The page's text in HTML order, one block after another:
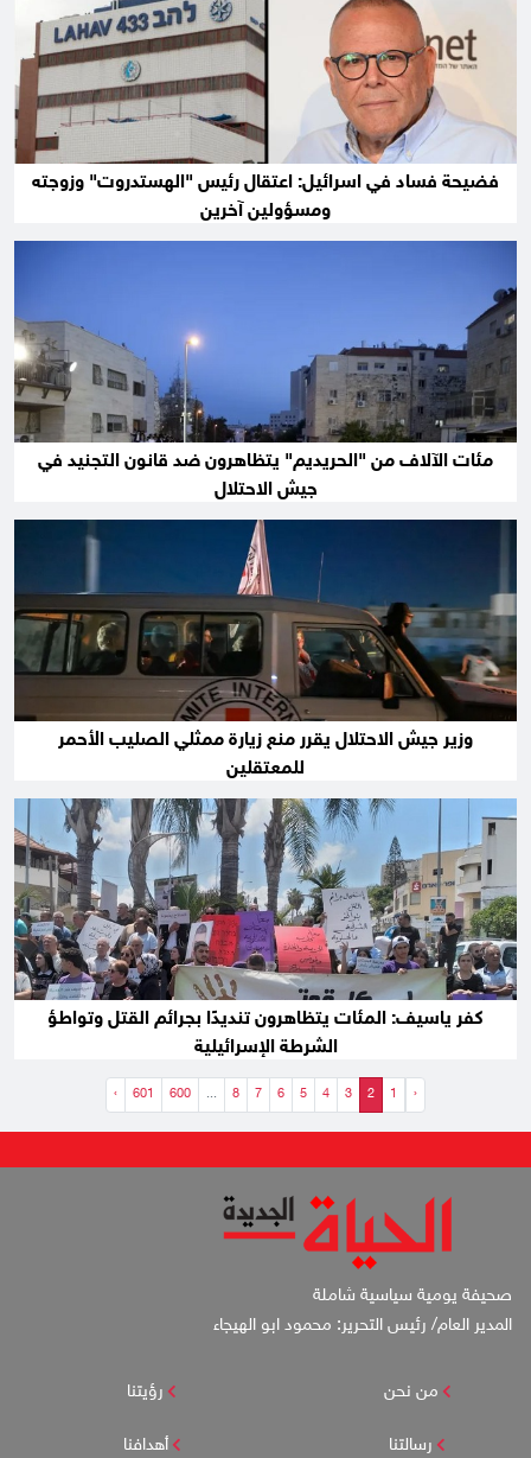
فضيحة فساد في اسرائيل: اعتقال رئيس "الهستدروت" وزوجته
ومسؤولين آخرين
مئات الآلاف من "الحريديم" يتظاهرون ضد قانون التجنيد في
جيش الاحتلال
وزير جيش الاحتلال يقرر منع زيارة ممثلي الصليب الأحمر
للمعتقلين
كفر ياسيف: المئات يتظاهرون تنديدًا بجرائم القتل وتواطؤ
الشرطة الإسرائيلية
‹
1
2
3
4
5
6
7
8
...
600
601
›
صحيفة يومية سياسية شاملة
المدير العام/ رئيس التحرير: محمود ابو الهيجاء
من نحن
رسالتنا
رؤيتنا
أهدافنا